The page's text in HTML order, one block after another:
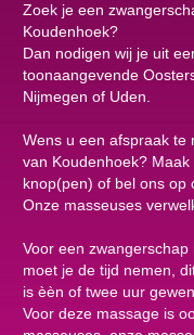
Zoek je een
Koudenhoek?
Dan nodigen wij je uit
toonaangevende
Nijmegen of Uden.
Wens u een afspraak te
van Koudenhoek?
knop(pen) of bel ons op
Onze masseuses
Voor een
moet je de tijd nemen,
is èèn of twee uur
Voor deze massage is